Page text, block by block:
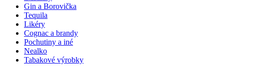
Gin a Borovička
Tequila
Likéry
Cognac a brandy
Pochutiny a iné
Nealko
Tabakové výrobky